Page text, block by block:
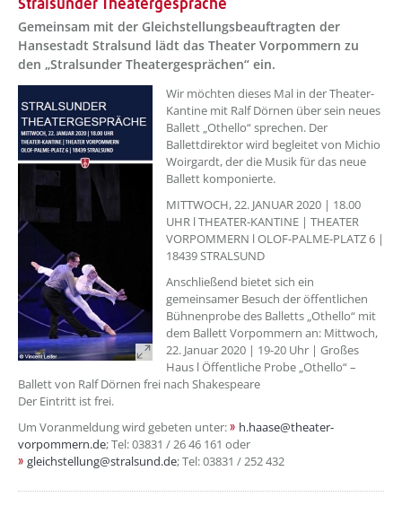
Stralsunder Theatergespräche
Gemeinsam mit der Gleichstellungsbeauftragten der
Hansestadt Stralsund lädt das Theater Vorpommern zu
den „Stralsunder Theatergesprächen“ ein.
Wir möchten dieses Mal in der Theater-
Kantine mit Ralf Dörnen über sein neues
Ballett „Othello“ sprechen. Der
Ballettdirektor wird begleitet von Michio
Woirgardt, der die Musik für das neue
Ballett komponierte.
MITTWOCH, 22. JANUAR 2020 | 18.00
UHR l THEATER-KANTINE | THEATER
VORPOMMERN l OLOF-PALME-PLATZ 6 |
18439 STRALSUND
Anschließend bietet sich ein
gemeinsamer Besuch der öffentlichen
Bühnenprobe des Balletts „Othello“ mit
dem Ballett Vorpommern an: Mittwoch,
22. Januar 2020 | 19-20 Uhr | Großes
Haus l Öffentliche Probe „Othello“ –
Ballett von Ralf Dörnen frei nach Shakespeare
Der Eintritt ist frei.
Um Voranmeldung wird gebeten unter:
h.haase@theater-
vorpommern.de; Tel: 03831 / 26 46 161 oder
gleichstellung@stralsund.de; Tel: 03831 / 252 432